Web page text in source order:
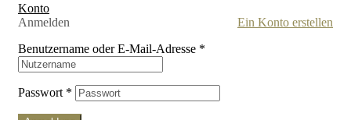
Konto
Anmelden
Ein Konto erstellen
Benutzername oder E-Mail-Adresse *
Passwort *